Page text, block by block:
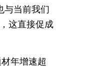
与当前我们
这直接促成
年增速超